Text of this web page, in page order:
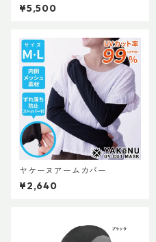
TE (W's)
¥5,500
ヤケーヌアームカバー
¥2,640